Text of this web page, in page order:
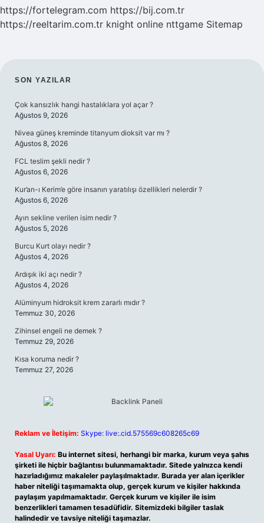
https://fortelegram.com https://bij.com.tr
https://reeltarim.com.tr knight online nttgame Sitemap
SIDEBAR
SON YAZILAR
Çok kansızlık hangi hastalıklara yol açar ?
Ağustos 9, 2026
Nivea güneş kreminde titanyum dioksit var mı ?
Ağustos 8, 2026
FCL teslim şekli nedir ?
Ağustos 6, 2026
Kur’an-ı Kerim’e göre insanın yaratılışı özellikleri nelerdir ?
Ağustos 6, 2026
Ayın sekline verilen isim nedir ?
Ağustos 5, 2026
Burcu Kurt olayı nedir ?
Ağustos 4, 2026
Ardışık iki açı nedir ?
Ağustos 4, 2026
Alüminyum hidroksit krem zararlı mıdır ?
Temmuz 30, 2026
Zihinsel engeli ne demek ?
Temmuz 29, 2026
Kısa koruma nedir ?
Temmuz 27, 2026
Reklam ve İletişim: Skype: live:.cid.575569c608265c69
Yasal Uyarı: Bu internet sitesi, herhangi bir marka, kurum veya şahıs
şirketi ile hiçbir bağlantısı bulunmamaktadır. Sitede yalnızca kendi
hazırladığımız makaleler paylaşılmaktadır. Burada yer alan içerikler
haber niteliği taşımamakta olup, gerçek kurum ve kişiler hakkında
paylaşım yapılmamaktadır. Gerçek kurum ve kişiler ile isim
benzerlikleri tamamen tesadüfidir. Sitemizdeki bilgiler taslak
halindedir ve tavsiye niteliği taşımazlar.